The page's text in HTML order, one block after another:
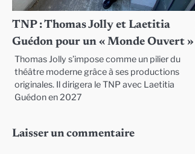
TNP : Thomas Jolly et Laetitia
Guédon pour un « Monde Ouvert »
Thomas Jolly s’impose comme un pilier du
théâtre moderne grâce à ses productions
originales. Il dirigera le TNP avec Laetitia
Guédon en 2027
Laisser un commentaire